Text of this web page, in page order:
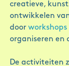
creatieve,
ontwikkelen
door
organiseren en
De activiteiten